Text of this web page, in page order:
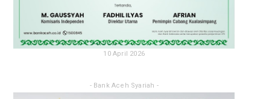
10 April 2026
- Bank Aceh Syariah -